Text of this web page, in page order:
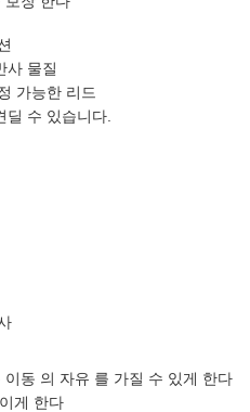
사 물질
가능한 리드
수 있습니다.
동 의 자유 를 가질 수 있게 한다
게 한다